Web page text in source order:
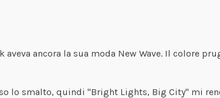
ancora la sua moda New Wave. Il colore
lo smalto, quindi "Bright Lights, Big City" mi